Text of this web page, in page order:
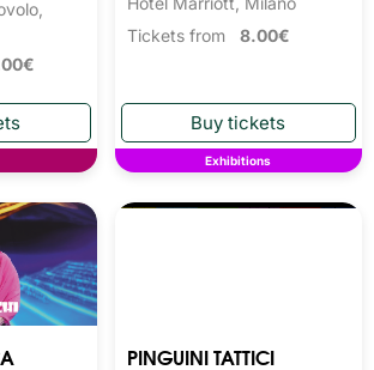
Tickets from 8.00€
Exhibitions
PINGUINI TATTICI